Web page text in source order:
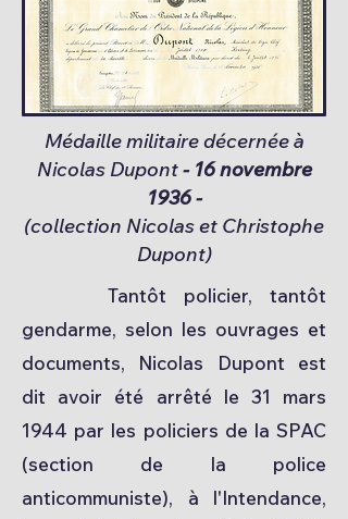
Médaille militaire décernée à
Nicolas Dupont- 16 novembre
1936 -
(collection Nicolas et Christophe
Dupont)
Tantôt policier, tantôt
gendarme, selon les ouvrages et
documents, Nicolas Dupont est
dit avoir été arrêté le 31 mars
1944 par les policiers de la SPAC
(section de la police
anticommuniste), à l'Intendance,